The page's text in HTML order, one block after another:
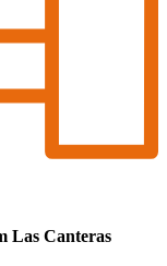
Las Canteras